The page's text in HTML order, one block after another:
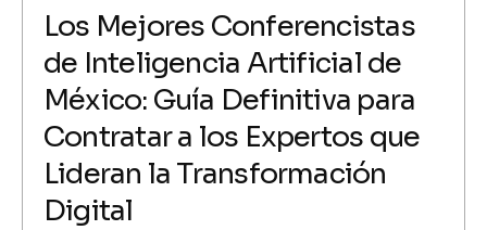
Los Mejores Conferencistas
de Inteligencia Artificial de
México: Guía Definitiva para
Contratar a los Expertos que
Lideran la Transformación
Digital